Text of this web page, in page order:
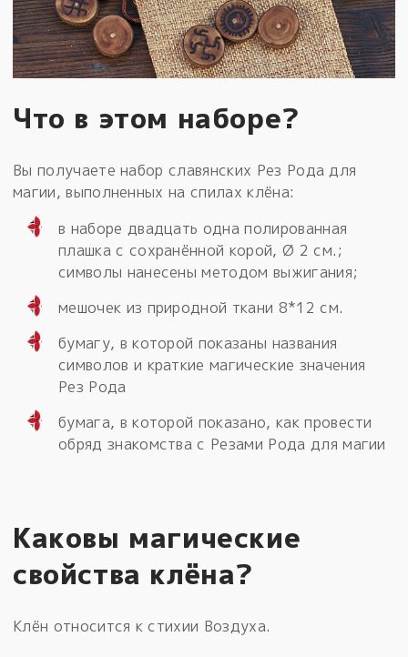
Что в этом наборе?
Вы получаете набор славянских Рез Рода для
магии, выполненных на спилах клёна:
в наборе двадцать одна полированная
плашка с сохранённой корой, Ø 2 см.;
символы нанесены методом выжигания;
мешочек из природной ткани 8*12 см.
бумагу, в которой показаны названия
символов и краткие магические значения
Рез Рода
бумага, в которой показано, как провести
обряд знакомства с Резами Рода для магии
Каковы магические
свойства клёна?
Клён относится к стихии Воздуха.